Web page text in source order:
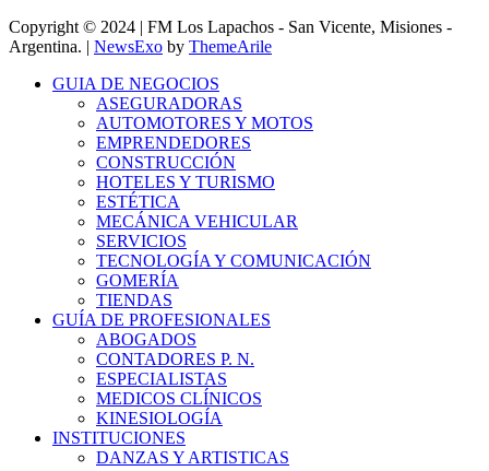
Copyright © 2024 | FM Los Lapachos - San Vicente, Misiones -
Argentina. | NewsExo by ThemeArile
GUIA DE NEGOCIOS
ASEGURADORAS
AUTOMOTORES Y MOTOS
EMPRENDEDORES
CONSTRUCCIÓN
HOTELES Y TURISMO
ESTÉTICA
MECÁNICA VEHICULAR
SERVICIOS
TECNOLOGÍA Y COMUNICACIÓN
GOMERÍA
TIENDAS
GUÍA DE PROFESIONALES
ABOGADOS
CONTADORES P. N.
ESPECIALISTAS
MEDICOS CLÍNICOS
KINESIOLOGÍA
INSTITUCIONES
DANZAS Y ARTISTICAS